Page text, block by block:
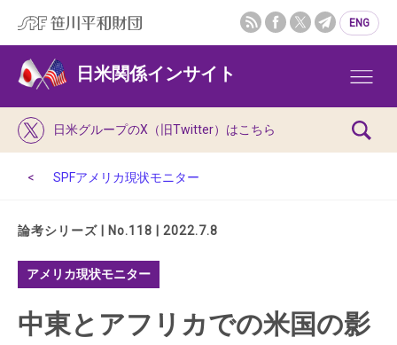
ENG
日米関係インサイト
日米グループのX（旧Twitter）はこちら
SPFアメリカ現状モニター
論考シリーズ | No.118 | 2022.7.8
アメリカ現状モニター
中東とアフリカでの米国の影